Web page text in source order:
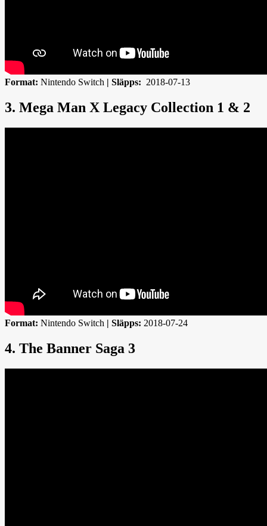
Format: Nintendo Switch | Släpps: 2018-07-13
3. Mega Man X Legacy Collection 1 & 2
Format: Nintendo Switch | Släpps: 2018-07-24
4. The Banner Saga 3